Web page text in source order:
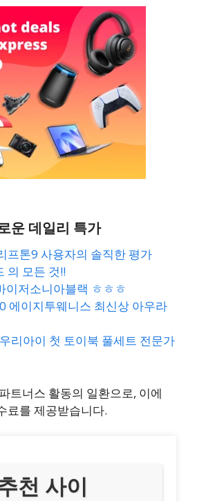
운 데일리 특가
프톤9 사용자의 솔직한 평가
의 모든 것!!
이저소니아블랙 ㅎㅎㅎ
에이지투웨니스 최신상 아우라
리아이 첫 토이북 풀세트 전문가
트너스 활동의 일환으로, 이에
료를 제공받습니다.
천 사이